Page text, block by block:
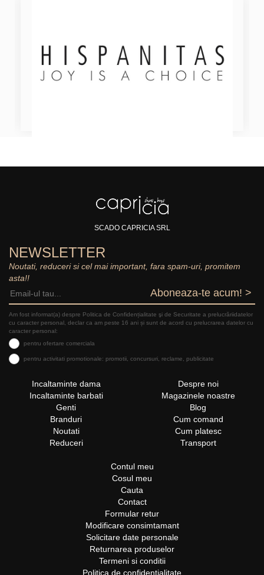
SCADO CAPRICIA SRL
NEWSLETTER
Noutati, reduceri si cel mai important, fara spam-uri, promitem
asta!!
Aboneaza-te acum! >
Am fost informat(a) despre Politica de Confidențialitate şi de Securitate a prelucrăriidatelor
cu caracter personal, declar ca am peste 16 ani și sunt de acord cu prelucrarea datelor cu
caracter personal:
pentru ofertare comerciala
pentru activitati promotionale: promotii, concursuri, reclame, publicitate
Incaltaminte dama
Incaltaminte barbati
Genti
Branduri
Noutati
Reduceri
Despre noi
Magazinele noastre
Blog
Cum comand
Cum platesc
Transport
Contul meu
Cosul meu
Cauta
Contact
Formular retur
Modificare consimtamant
Solicitare date personale
Returnarea produselor
Termeni si conditii
Politica de confidentialitate